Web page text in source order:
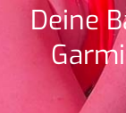
Deine